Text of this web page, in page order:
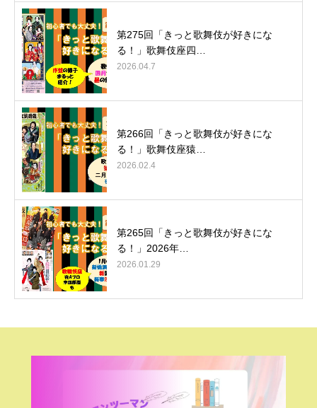
第275回「きっと歌舞伎が好きにな
る！」歌舞伎座四…
2026.04.7
第266回「きっと歌舞伎が好きにな
る！」歌舞伎座猿…
2026.02.4
第265回「きっと歌舞伎が好きにな
る！」2026年…
2026.01.29